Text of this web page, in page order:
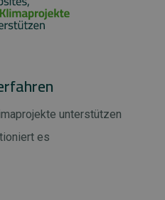
unterstützen
es